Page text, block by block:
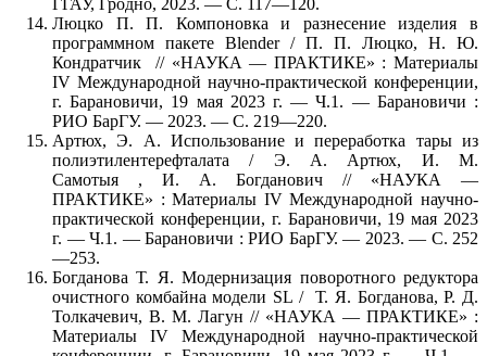
Люцко П. П. Компоновка и разнесение изделия в
программном пакете Blender / П. П. Люцко, Н. Ю.
Кондратчик // «НАУКА — ПРАКТИКЕ» : Материалы
IV Международной научно-практической конференции,
г. Барановичи, 19 мая 2023 г. — Ч.1. — Барановичи :
РИО БарГУ. — 2023. — С. 219—220.
Артюх, Э. А. Использование и переработка тары из
полиэтилентерефталата / Э. А. Артюх, И. М.
Самотыя , И. А. Богданович // «НАУКА —
ПРАКТИКЕ» : Материалы IV Международной научно-
практической конференции, г. Барановичи, 19 мая 2023
г. — Ч.1. — Барановичи : РИО БарГУ. — 2023. — С. 252
—253.
Богданова Т. Я. Модернизация поворотного редуктора
очистного комбайна модели SL / Т. Я. Богданова, Р. Д.
Толкачевич, В. М. Лагун // «НАУКА — ПРАКТИКЕ» :
Материалы IV Международной научно-практической